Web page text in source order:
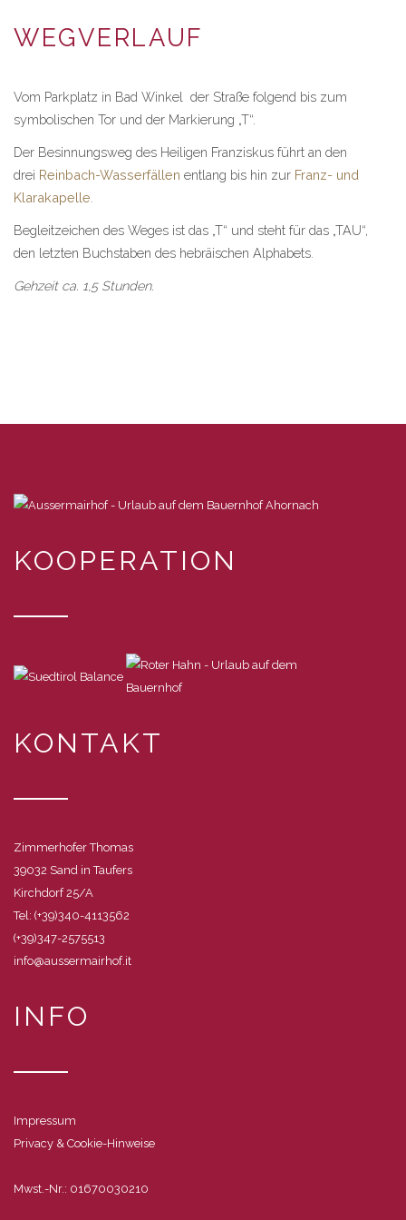
WEGVERLAUF
Vom Parkplatz in Bad Winkel der Straße folgend bis zum
symbolischen Tor und der Markierung „T“.
Der Besinnungsweg des Heiligen Franziskus führt an den
drei Reinbach-Wasserfällen entlang bis hin zur Franz- und
Klarakapelle
Begleitzeichen des Weges ist das „T“ und steht für das „TAU“,
den letzten Buchstaben des hebräischen Alphabets.
Gehzeit ca. 1,5 Stunden.
KOOPERATION
KONTAKT
Zimmerhofer Thomas
39032 Sand in Taufers
Kirchdorf 25/A
Tel: (+39)340-4113562
(+39)347-2575513
info@aussermairhof.it
INFO
Impressum
Privacy & Cookie-Hinweise
Mwst.-Nr.: 01670030210